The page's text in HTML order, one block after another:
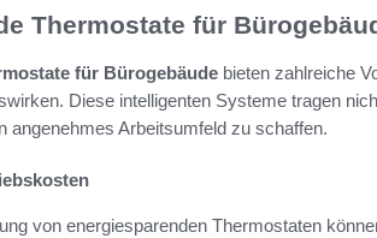
Thermostate für
für Bürogebäude bieten zahlreiche
Diese intelligenten Systeme tragen
angenehmes Arbeitsumfeld zu schaffen.
von energiesparenden Thermostaten